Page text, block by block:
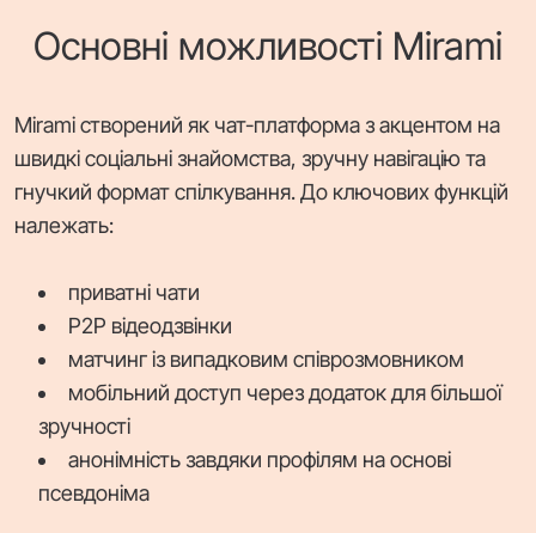
Основні можливості Mirami
Mirami створений як чат-платформа з акцентом на
швидкі соціальні знайомства, зручну навігацію та
гнучкий формат спілкування. До ключових функцій
належать:
приватні чати
P2P відеодзвінки
матчинг із випадковим співрозмовником
мобільний доступ через додаток для більшої
зручності
анонімність завдяки профілям на основі
псевдоніма